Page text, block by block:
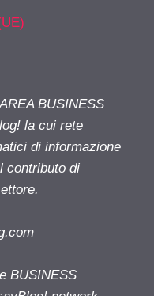
BUSINESS
la cui rete
di informazione
contributo di
BUSINESS